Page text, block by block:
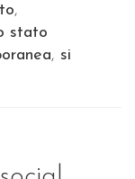
,
stato
, si